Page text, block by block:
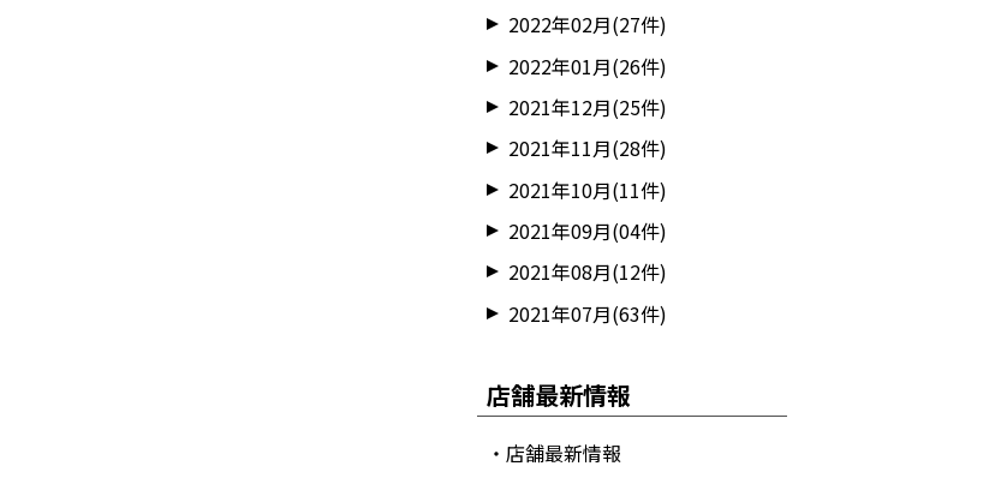
2022年02月(27件)
2022年01月(26件)
2021年12月(25件)
2021年11月(28件)
2021年10月(11件)
2021年09月(04件)
2021年08月(12件)
2021年07月(63件)
店舗最新情報
・店舗最新情報